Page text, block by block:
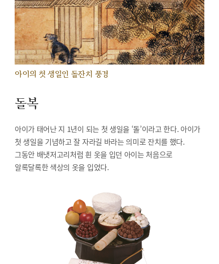
아이의 첫 생일인 돌잔치 풍경
돌복
아이가 태어난 지 1년이 되는 첫 생일을 ‘돌’이라고 한다. 아이가
첫 생일을 기념하고 잘 자라길 바라는 의미로 잔치를 했다.
그동안 배냇저고리처럼 흰 옷을 입던 아이는 처음으로
알록달록한 색상의 옷을 입었다.